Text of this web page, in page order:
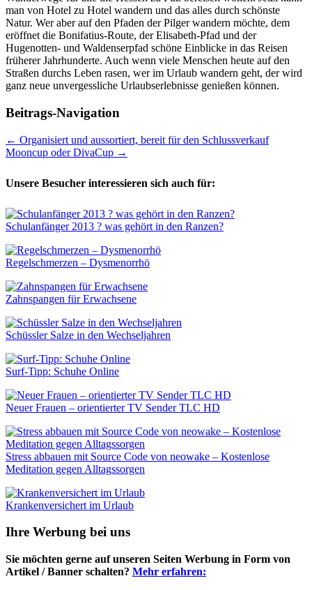
man von Hotel zu Hotel wandern und das alles durch schönste
Natur. Wer aber auf den Pfaden der Pilger wandern möchte, dem
eröffnet die Bonifatius-Route, der Elisabeth-Pfad und der
Hugenotten- und Waldenserpfad schöne Einblicke in das Reisen
früherer Jahrhunderte. Auch wenn viele Menschen heute auf den
Straßen durchs Leben rasen, wer im Urlaub wandern geht, der wird
ganz neue unvergessliche Urlaubserlebnisse genießen können.
Beitrags-Navigation
← Organisiert und aussortiert, bereit für den Schlussverkauf
Mooncup oder DivaCup →
Unsere Besucher interessieren sich auch für:
Schulanfänger 2013 ? was gehört in den Ranzen?
Regelschmerzen – Dysmenorrhö
Zahnspangen für Erwachsene
Schüssler Salze in den Wechseljahren
Surf-Tipp: Schuhe Online
Neuer Frauen – orientierter TV Sender TLC HD
Stress abbauen mit Source Code von neowake – Kostenlose
Meditation gegen Alltagssorgen
Krankenversichert im Urlaub
Ihre Werbung bei uns
Sie möchten gerne auf unseren Seiten Werbung in Form von
Artikel / Banner schalten? Mehr erfahren: